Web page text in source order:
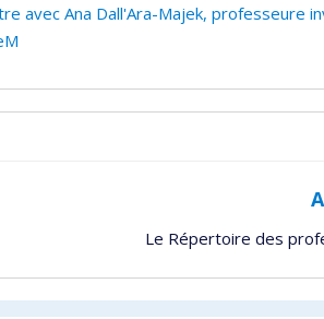
avec Ana Dall'Ara-Majek, professeure
Le Répertoire des